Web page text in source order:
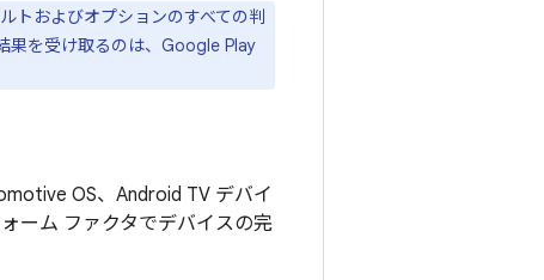
トおよびオプションのすべての判
果を受け取るのは、Google Play
OS、Android TV デバイ
ーム ファクタでデバイスの完